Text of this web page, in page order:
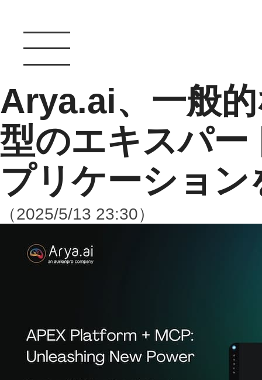
Arya.ai、一般
型のエキスパー
プリケーション
（2025/5/13 23:30）